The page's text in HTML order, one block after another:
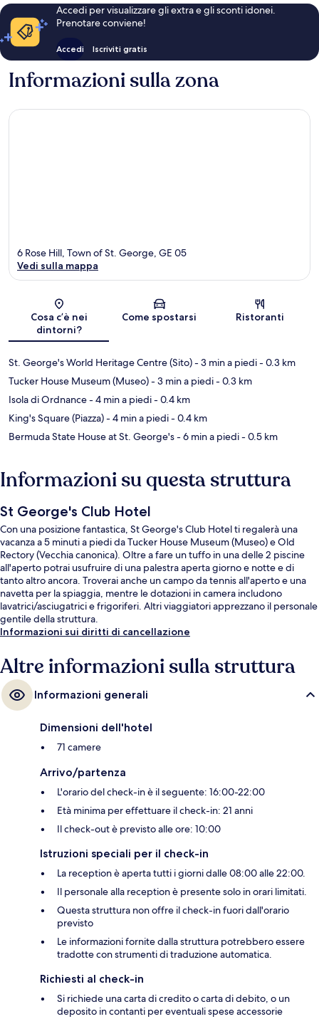
Accedi per visualizzare gli extra e gli sconti idonei.
Prenotare conviene!
Accedi Iscriviti gratis
Informazioni sulla zona
Mappa
6 Rose Hill, Town of St. George, GE 05
Vedi sulla mappa
Cosa c’è nei
dintorni?
Come spostarsi Ristoranti
St. George's World Heritage Centre (Sito)- 3 min a piedi- 0.3 km
Tucker House Museum (Museo)- 3 min a piedi- 0.3 km
Isola di Ordnance- 4 min a piedi- 0.4 km
King's Square (Piazza)- 4 min a piedi- 0.4 km
Bermuda State House at St. George's- 6 min a piedi- 0.5 km
Informazioni su questa struttura
St George's Club Hotel
Con una posizione fantastica, St George's Club Hotel ti regalerà una
vacanza a 5 minuti a piedi da Tucker House Museum (Museo) e Old
Rectory (Vecchia canonica). Oltre a fare un tuffo in una delle 2 piscine
all'aperto potrai usufruire di una palestra aperta giorno e notte e di
tanto altro ancora. Troverai anche un campo da tennis all'aperto e una
navetta per la spiaggia, mentre le dotazioni in camera includono
lavatrici/asciugatrici e frigoriferi. Altri viaggiatori apprezzano il personale
gentile della struttura.
Informazioni sui diritti di cancellazione
Altre informazioni sulla struttura
Informazioni generali
Dimensioni dell'hotel
71 camere
Arrivo/partenza
L'orario del check-in è il seguente: 16:00-22:00
Età minima per effettuare il check-in: 21 anni
Il check-out è previsto alle ore: 10:00
Istruzioni speciali per il check-in
La reception è aperta tutti i giorni dalle 08:00 alle 22:00.
Il personale alla reception è presente solo in orari limitati.
Questa struttura non offre il check-in fuori dall'orario
previsto
Le informazioni fornite dalla struttura potrebbero essere
tradotte con strumenti di traduzione automatica.
Richiesti al check-in
Si richiede una carta di credito o carta di debito, o un
deposito in contanti per eventuali spese accessorie